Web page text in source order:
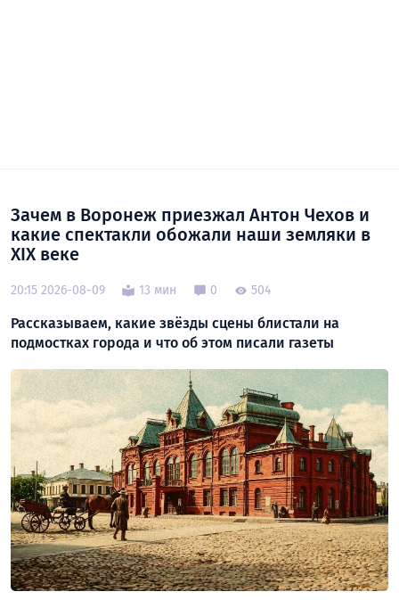
Зачем в Воронеж приезжал Антон Чехов и
какие спектакли обожали наши земляки в
XIX веке
20:15 2026-08-09 13 мин 0 504
Рассказываем, какие звёзды сцены блистали на
подмостках города и что об этом писали газеты